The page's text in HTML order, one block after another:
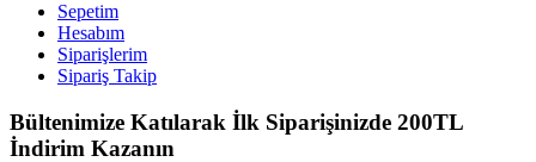
Sepetim
Hesabım
Siparişlerim
Sipariş Takip
Bültenimize Katılarak İlk Siparişinizde 200TL
İndirim Kazanın